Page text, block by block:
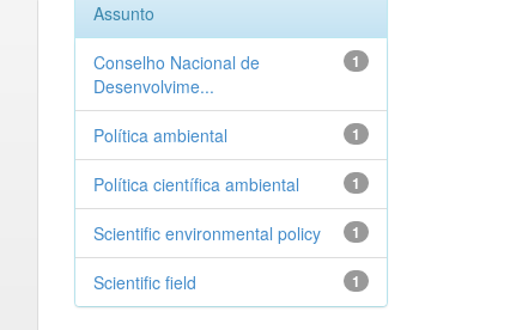
Assunto
1
Conselho Nacional de
Desenvolvime...
1
Política ambiental
1
Política científica ambiental
1
Scientific environmental policy
1
Scientific field